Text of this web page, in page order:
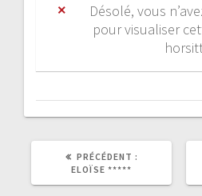
Désolé, vous
pour visualiser
PRÉCÉDENT :
ELOÏSE *****